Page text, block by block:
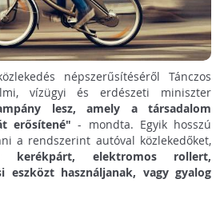
népszerűsítéséről Tánczos
vízügyi és erdészeti miniszter
lesz, amely a társadalom
erősítené" - mondta. Egyik hosszú
a rendszerint autóval közlekedőket,
kerékpárt, elektromos rollert,
eszközt használjanak, vagy gyalog